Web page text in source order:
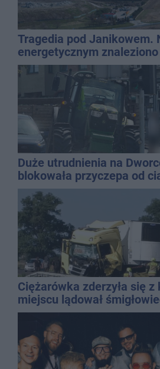
Tragedia pod Janikowem.
energetycznym znaleziono
mężczyzny
Duże utrudnienia na
blokowała przyczepa od
Ciężarówka zderzyła się
miejscu lądował